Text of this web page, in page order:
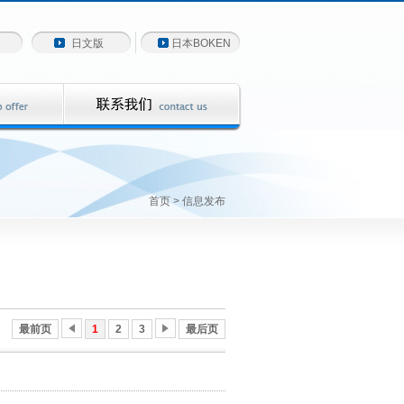
日本BOKEN
日文版
首页> 信息发布
最前页 1 2 3 最后页